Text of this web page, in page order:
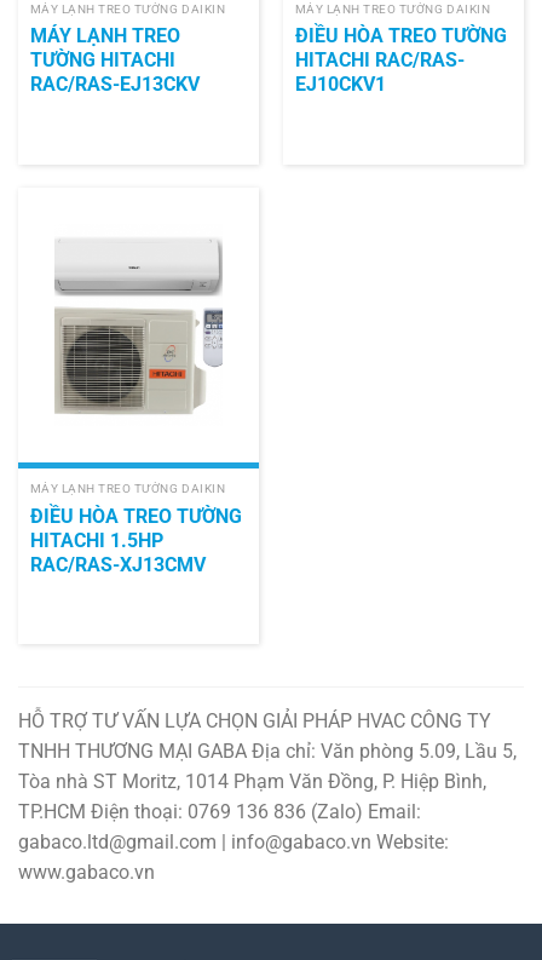
MÁY LẠNH TREO TƯỜNG DAIKIN
MÁY LẠNH TREO
TƯỜNG HITACHI
RAC/RAS-EJ13CKV
MÁY LẠNH TREO TƯỜNG DAIKIN
ĐIỀU HÒA TREO TƯỜNG
HITACHI RAC/RAS-
EJ10CKV1
MÁY LẠNH TREO TƯỜNG DAIKIN
ĐIỀU HÒA TREO TƯỜNG
HITACHI 1.5HP
RAC/RAS-XJ13CMV
HỖ TRỢ TƯ VẤN LỰA CHỌN GIẢI PHÁP HVAC CÔNG TY
TNHH THƯƠNG MẠI GABA Địa chỉ: Văn phòng 5.09, Lầu 5,
Tòa nhà ST Moritz, 1014 Phạm Văn Đồng, P. Hiệp Bình,
TP.HCM Điện thoại: 0769 136 836 (Zalo) Email:
gabaco.ltd@gmail.com | info@gabaco.vn Website:
www.gabaco.vn